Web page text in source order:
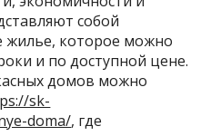
собой
которое можно
и по доступной цене.
домов можно
sk-
doma/, где